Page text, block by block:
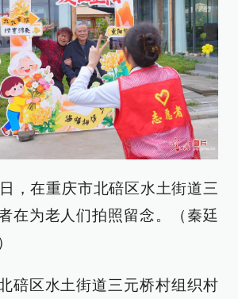
，在重庆市北碚区水土街道三
在为老人们拍照留念。（秦廷
碚区水土街道三元桥村组织村